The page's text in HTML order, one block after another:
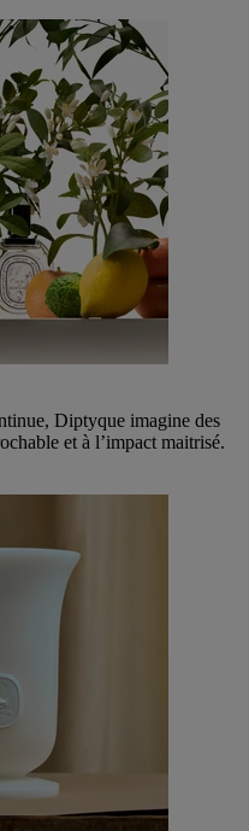
Diptyque imagine des
et à l’impact maitrisé.